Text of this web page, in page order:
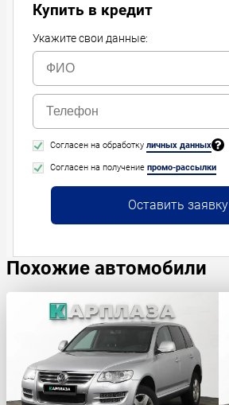
Купить в кредит
Укажите свои данные:
Согласен на обработку личных данных
Согласен на получение промо-рассылки
Оставить заявку
Похожие автомобили